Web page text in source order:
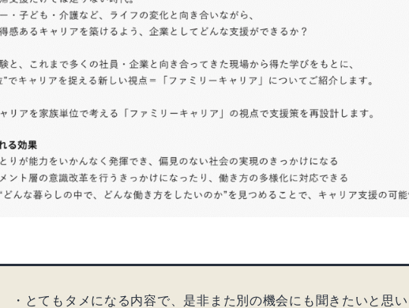
・とてもタメになる内容で、是非また別の機会にも聞きたいと思い